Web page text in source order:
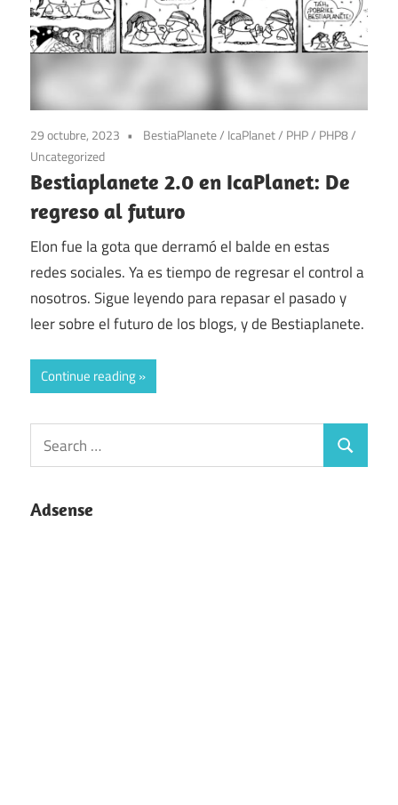
29 octubre, 2023 BestiaPlanete/ IcaPlanet/ PHP/ PHP8/
Uncategorized
Bestiaplanete 2.0 en IcaPlanet: De
regreso al futuro
Elon fue la gota que derramó el balde en estas
redes sociales. Ya es tiempo de regresar el control a
nosotros. Sigue leyendo para repasar el pasado y
leer sobre el futuro de los blogs, y de Bestiaplanete.
Continue reading
Search
for:
Search
Adsense